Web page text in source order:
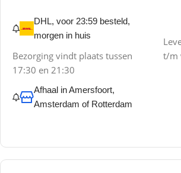
DHL, voor 23:59 besteld,
morgen in huis
Bezorging vindt plaats tussen
17:30 en 21:30
t/m
Afhaal in Amersfoort,
Amsterdam of Rotterdam